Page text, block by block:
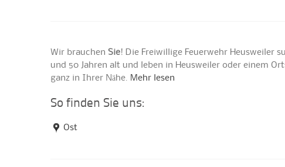
Wir brauchenSie! Die Freiwillige Feuerwehr Heusweiler
und 50 Jahren alt und leben in Heusweiler oder einem
ganz in Ihrer Nähe.
Mehr lesen
So finden Sie uns:
Ost